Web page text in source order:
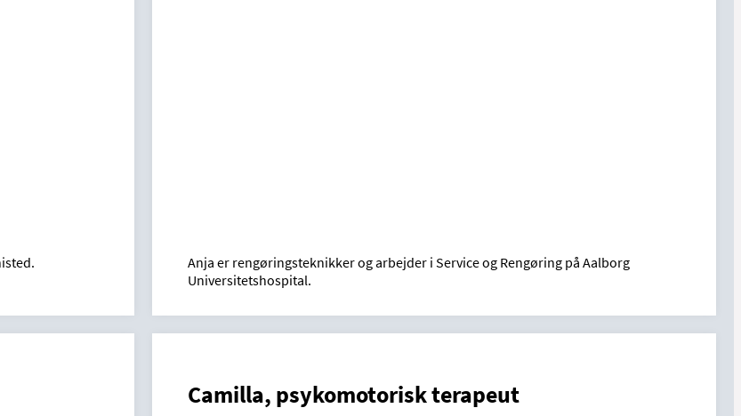
Anja er rengøringsteknikker og arbejder i Service og Rengøring på Aalborg
Universitetshospital.
Camilla, psykomotorisk terapeut